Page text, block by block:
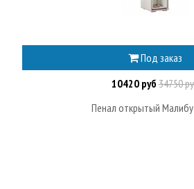
Под заказ
10420 руб34750
Пенал открытый